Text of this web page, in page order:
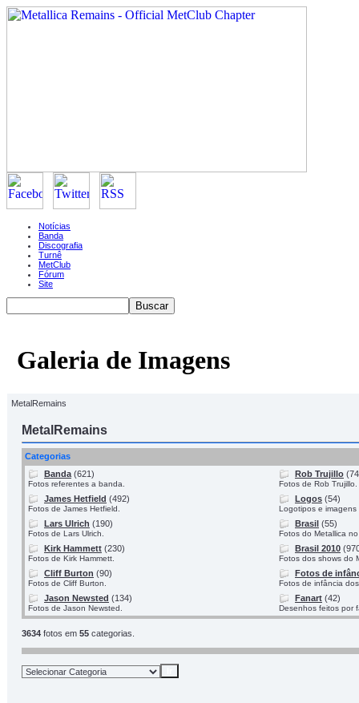
Notícias
Banda
Discografia
Turnê
MetClub
Fórum
Site
Galeria de Imagens
MetalRemains
MetalRemains
Categorias
Banda (621)
Fotos referentes a banda.
James Hetfield (492)
Fotos de James Hetfield.
Lars Ulrich (190)
Fotos de Lars Ulrich.
Kirk Hammett (230)
Fotos de Kirk Hammett.
Cliff Burton (90)
Fotos de Cliff Burton.
Jason Newsted (134)
Fotos de Jason Newsted.
Rob Trujillo
Fotos de Rob Trujillo.
Logos (54)
Logotipos e
Brasil (55)
Fotos do Metallica
Brasil 2010
Fotos dos shows do
Fotos de
Fotos de infância
Fanart (42)
Desenhos feitos por
3634 fotos em 55 categorias.